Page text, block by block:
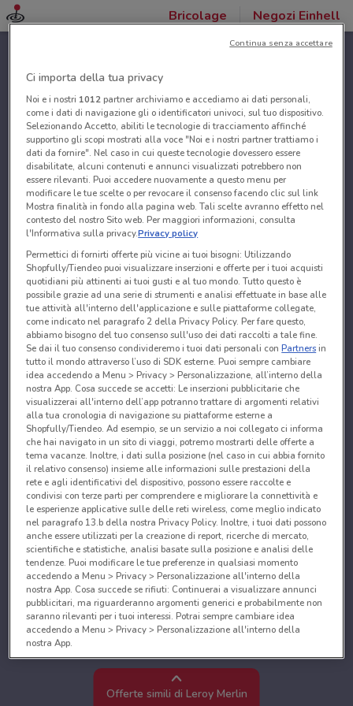
Bricolage Negozi Einhell
Offerte simili di Leroy Merlin
Ci importa della tua privacy
Noi e i nostri 1012partner archiviamo e accediamo ai dati personali,
come i dati di navigazione gli o identificatori univoci, sul tuo dispositivo.
Selezionando Accetto, abiliti le tecnologie di tracciamento affinché
supportino gli scopi mostrati alla voce "Noi e i nostri partner trattiamo i
dati da fornire". Nel caso in cui queste tecnologie dovessero essere
disabilitate, alcuni contenuti e annunci visualizzati potrebbero non
essere rilevanti. Puoi accedere nuovamente a questo menu per
modificare le tue scelte o per revocare il consenso facendo clic sul link
Mostra finalità in fondo alla pagina web. Tali scelte avranno effetto nel
contesto del nostro Sito web. Per maggiori informazioni, consulta
l'Informativa sulla privacy.Privacy policy
Permettici di fornirti offerte più vicine ai tuoi bisogni: Utilizzando
Shopfully/Tiendeo puoi visualizzare inserzioni e offerte per i tuoi acquisti
quotidiani più attinenti ai tuoi gusti e al tuo mondo. Tutto questo è
possibile grazie ad una serie di strumenti e analisi effettuate in base alle
tue attività all'interno dell'applicazione e sulle piattaforme collegate,
come indicato nel paragrafo 2 della Privacy Policy. Per fare questo,
abbiamo bisogno del tuo consenso sull'uso dei dati raccolti a tale fine.
Se dai il tuo consenso condivideremo i tuoi dati personali conPartnersin
tutto il mondo attraverso l’uso di SDK esterne. Puoi sempre cambiare
idea accedendo a Menu > Privacy > Personalizzazione, all’interno della
nostra App. Cosa succede se accetti: Le inserzioni pubblicitarie che
visualizzerai all'interno dell’app potranno trattare di argomenti relativi
alla tua cronologia di navigazione su piattaforme esterne a
Shopfully/Tiendeo. Ad esempio, se un servizio a noi collegato ci informa
che hai navigato in un sito di viaggi, potremo mostrarti delle offerte a
tema vacanze. Inoltre, i dati sulla posizione (nel caso in cui abbia fornito
il relativo consenso) insieme alle informazioni sulle prestazioni della
rete e agli identificativi del dispositivo, possono essere raccolte e
condivisi con terze parti per comprendere e migliorare la connettività e
le esperienze applicative sulle delle reti wireless, come meglio indicato
nel paragrafo 13.b della nostra Privacy Policy. Inoltre, i tuoi dati possono
anche essere utilizzati per la creazione di report, ricerche di mercato,
scientifiche e statistiche, analisi basate sulla posizione e analisi delle
tendenze. Puoi modificare le tue preferenze in qualsiasi momento
accedendo a Menu > Privacy > Personalizzazione all'interno della
nostra App. Cosa succede se rifiuti: Continuerai a visualizzare annunci
pubblicitari, ma riguarderanno argomenti generici e probabilmente non
saranno rilevanti per i tuoi interessi. Potrai sempre cambiare idea
accedendo a Menu > Privacy > Personalizzazione all'interno della
nostra App.
Noi e i nostri partner trattiamo i dati per fornire:
Utilizzare dati di geolocalizzazione precisi. Scansione attiva delle
caratteristiche del dispositivo ai fini dell’identificazione. Archiviare
Continua senza accettare